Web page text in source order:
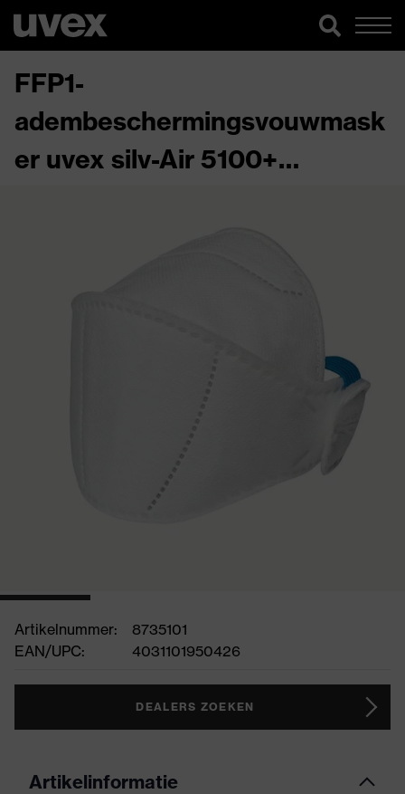
FFP1-
adembeschermingsvouwmask
er uvex silv-Air 5100+
Artikelnummer:
8735101
EAN/UPC:
4031101950426
DEALERS ZOEKEN
Artikelinformatie